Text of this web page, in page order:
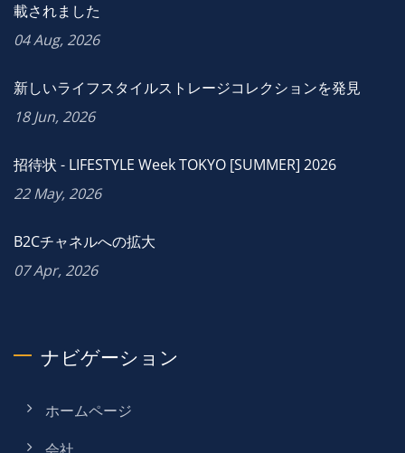
載されました
04 Aug, 2026
新しいライフスタイルストレージコレクションを発見
18 Jun, 2026
招待状 - LIFESTYLE Week TOKYO [SUMMER] 2026
22 May, 2026
B2Cチャネルへの拡大
07 Apr, 2026
ナビゲーション
ホームページ